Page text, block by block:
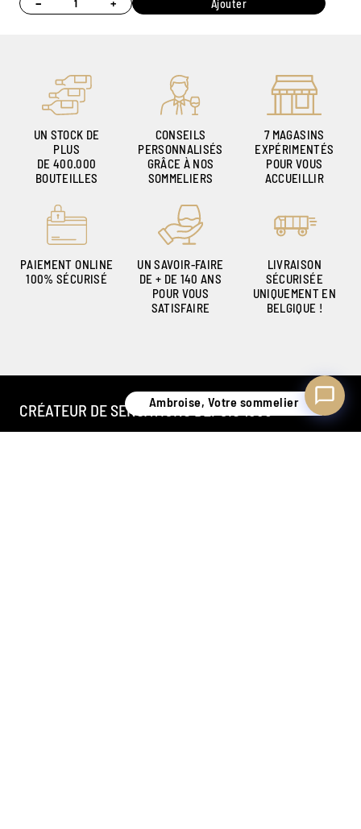
Ajouter
UN STOCK DE
PLUS
DE 400.000
BOUTEILLES
CONSEILS
PERSONNALISÉS
GRÂCE À NOS
SOMMELIERS
7 MAGASINS
EXPÉRIMENTÉS
POUR VOUS
ACCUEILLIR
PAIEMENT ONLINE
100% SÉCURISÉ
UN SAVOIR-FAIRE
DE + DE 140 ANS
POUR VOUS
SATISFAIRE
LIVRAISON
SÉCURISÉE
UNIQUEMENT EN
BELGIQUE !
CRÉATEUR DE SENSATIONS DEPUIS 1886
Ambroise, Votre sommelier
Ambroise, Votre sommelier
Disponible pour vous conseiller